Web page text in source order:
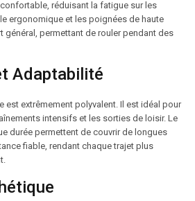
réduisant la fatigue sur les
ergonomique et les poignées de haute
général, permettant de rouler pendant des
Adaptabilité
est extrêmement polyvalent. Il est idéal pour
intensifs et les sorties de loisir. Le
durée permettent de couvrir de longues
fiable, rendant chaque trajet plus